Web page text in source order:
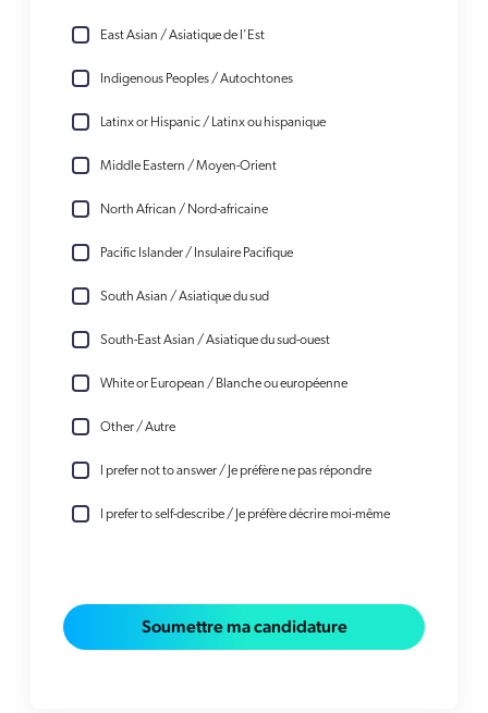
East Asian / Asiatique de l'Est
Indigenous Peoples / Autochtones
Latinx or Hispanic / Latinx ou hispanique
Middle Eastern / Moyen-Orient
North African / Nord-africaine
Pacific Islander / Insulaire Pacifique
South Asian / Asiatique du sud
South-East Asian / Asiatique du sud-ouest
White or European / Blanche ou européenne
Other / Autre
I prefer not to answer / Je préfère ne pas répondre
I prefer to self-describe / Je préfère décrire moi-même
Soumettre ma candidature